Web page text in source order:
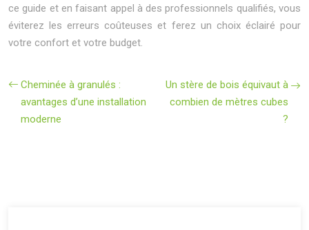
ce guide et en faisant appel à des professionnels qualifiés, vous
éviterez les erreurs coûteuses et ferez un choix éclairé pour
votre confort et votre budget.
Cheminée à granulés :
avantages d’une installation
moderne
Un stère de bois équivaut à
combien de mètres cubes
?